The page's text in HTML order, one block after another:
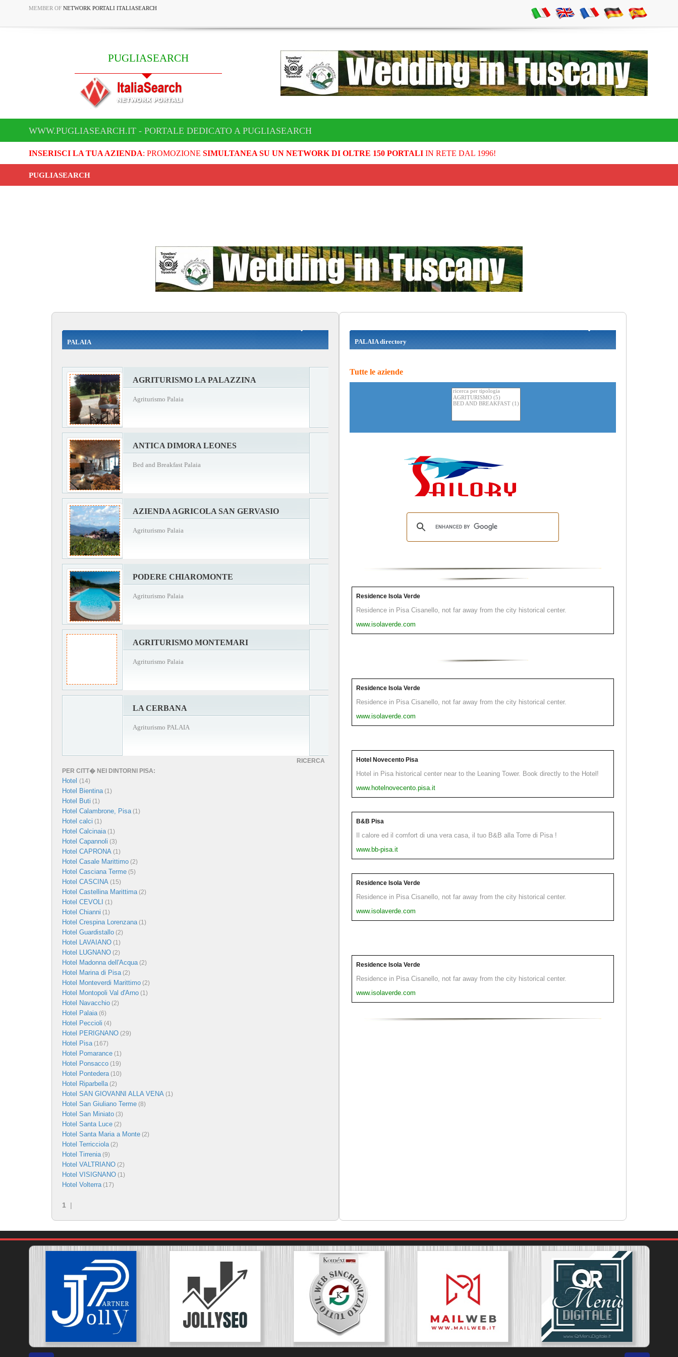
MEMBER OF NETWORK PORTALI ITALIASEARCH
PUGLIASEARCH
WWW.PUGLIASEARCH.IT - PORTALE DEDICATO A PUGLIASEARCH
INSERISCI LA TUA AZIENDA: PROMOZIONE SIMULTANEA SU UN NETWORK DI OLTRE 150 PORTALIIN RETE DAL 1996!
PUGLIASEARCH
PALAIA
AGRITURISMO LA PALAZZINA
Agriturismo Palaia
ANTICA DIMORA LEONES
Bed and Breakfast Palaia
AZIENDA AGRICOLA SAN GERVASIO
Agriturismo Palaia
PODERE CHIAROMONTE
Agriturismo Palaia
AGRITURISMO MONTEMARI
Agriturismo Palaia
LA CERBANA
Agriturismo PALAIA
RICERCA
PER CITT� NEI DINTORNI PISA:
Hotel (14)
Hotel Bientina(1)
Hotel Buti (1)
Hotel Calambrone, Pisa(1)
Hotel calci (1)
Hotel Calcinaia(1)
Hotel Capannoli (3)
Hotel CAPRONA (1)
Hotel Casale Marittimo (2)
Hotel Casciana Terme (5)
Hotel CASCINA (15)
Hotel Castellina Marittima(2)
Hotel CEVOLI (1)
Hotel Chianni (1)
Hotel Crespina Lorenzana(1)
Hotel Guardistallo (2)
Hotel LAVAIANO (1)
Hotel LUGNANO (2)
Hotel Madonna dell'Acqua(2)
Hotel Marina di Pisa(2)
Hotel Monteverdi Marittimo (2)
Hotel Montopoli Val d'Arno (1)
Hotel Navacchio (2)
Hotel Palaia(6)
Hotel Peccioli (4)
Hotel PERIGNANO (29)
Hotel Pisa(167)
Hotel Pomarance (1)
Hotel Ponsacco (19)
Hotel Pontedera(10)
Hotel Riparbella(2)
Hotel SAN GIOVANNI ALLA VENA (1)
Hotel San Giuliano Terme (8)
Hotel San Miniato (3)
Hotel Santa Luce (2)
Hotel Santa Maria a Monte (2)
Hotel Terricciola(2)
Hotel Tirrenia(9)
Hotel VALTRIANO (2)
Hotel VISIGNANO (1)
Hotel Volterra(17)
1 |
PALAIA directory
Tutte le aziende
Residence Isola Verde
Residence in Pisa Cisanello, not far away from the city historical center.
www.isolaverde.com
Residence Isola Verde
Residence in Pisa Cisanello, not far away from the city historical center.
www.isolaverde.com
Hotel Novecento Pisa
Hotel in Pisa historical center near to the Leaning Tower. Book directly to the Hotel!
www.hotelnovecento.pisa.it
B&B Pisa
Il calore ed il comfort di una vera casa, il tuo B&B alla Torre di Pisa !
www.bb-pisa.it
Residence Isola Verde
Residence in Pisa Cisanello, not far away from the city historical center.
www.isolaverde.com
Residence Isola Verde
Residence in Pisa Cisanello, not far away from the city historical center.
www.isolaverde.com